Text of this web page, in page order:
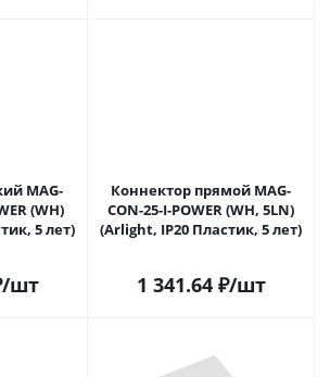
MAG-
(WH)
5 лет)
/шт
Коннектор прямой MAG-
CON-25-I-POWER (WH, 5LN)
(Arlight, IP20 Пластик, 5 лет)
1 341.64₽/шт